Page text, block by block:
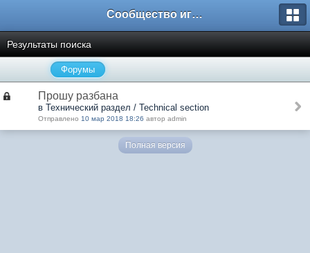
Сообщество игроков L2BesT.Org
Результаты поиска
Форумы
Прошу разбана
в Технический раздел / Technical section
Отправлено 10 мар 2018 18:26 автор admin
Полная версия